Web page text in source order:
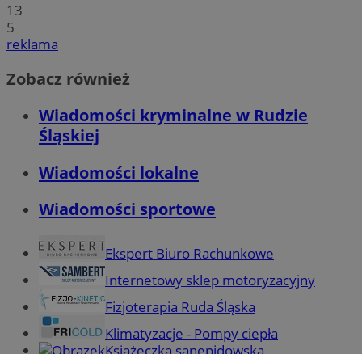
13
5
reklama
Zobacz również
Wiadomości kryminalne w Rudzie
Śląskiej
Wiadomości lokalne
Wiadomości sportowe
Ekspert Biuro Rachunkowe
Internetowy sklep motoryzacyjny
Fizjoterapia Ruda Śląska
Klimatyzacje - Pompy ciepła
Książeczka sanepidowska